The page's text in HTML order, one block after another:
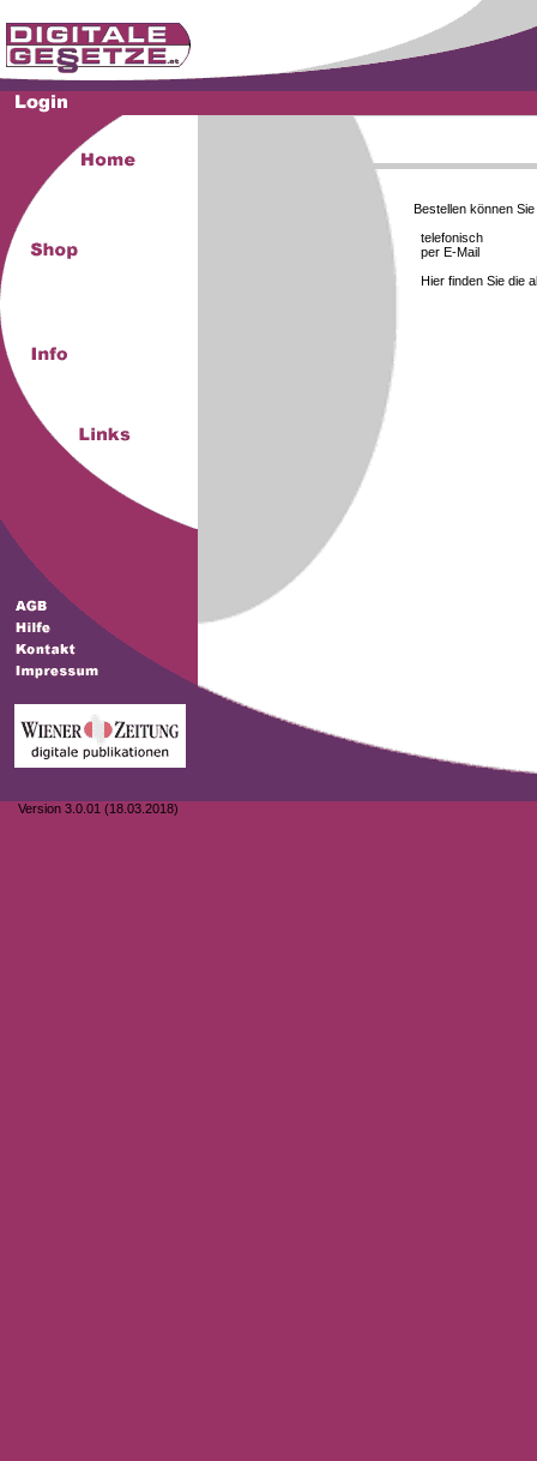
Version 3.0.01 (18.03.2018)
Bestellen können Sie
telefonisch
per E-Mail
Hier finden Sie die